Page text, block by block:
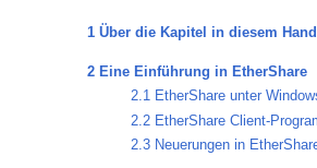
1 Über die Kapitel in diesem
2 Eine Einführung in EtherShare
2.1 EtherShare unter
2.2 EtherShare Client-
2.3 Neuerungen in